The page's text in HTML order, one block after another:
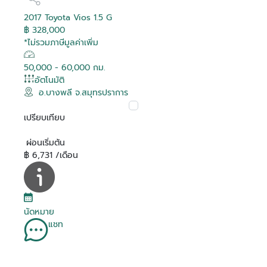
2017 Toyota Vios 1.5 G
฿ 328,000
*ไม่รวมภาษีมูลค่าเพิ่ม
50,000 - 60,000 กม.
อัตโนมัติ
อ.บางพลี จ.สมุทรปราการ
เปรียบเทียบ
ผ่อนเริ่มต้น
฿ 6,731 /เดือน
นัดหมาย
แชท